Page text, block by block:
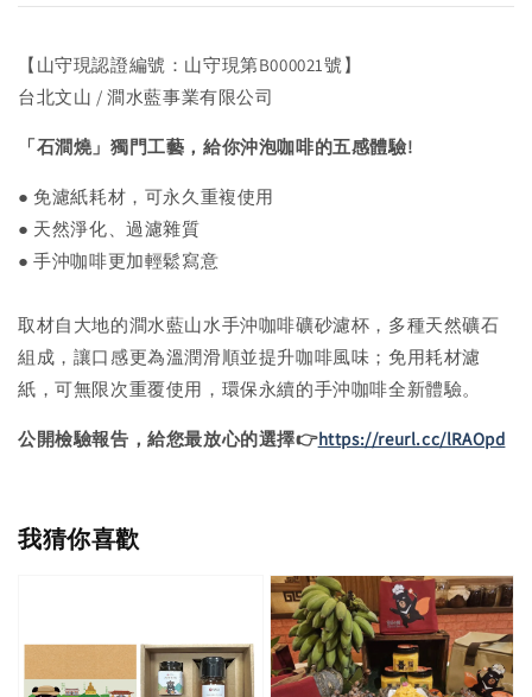
【山守現認證編號：山守現第B000021號】
台北文山 / 澗水藍事業有限公司
「石澗燒」獨門工藝，給你沖泡咖啡的五感體驗!
● 免濾紙耗材，可永久重複使用
● 天然淨化、過濾雜質
● 手沖咖啡更加輕鬆寫意
取材自大地的澗水藍山水手沖咖啡礦砂濾杯，多種天然礦石
組成，讓口感更為溫潤滑順並提升咖啡風味；免用耗材濾
紙，可無限次重覆使用，環保永續的手沖咖啡全新體驗。
公開檢驗報告，給您最放心的選擇👉https://reurl.cc/lRAOpd
我猜你喜歡